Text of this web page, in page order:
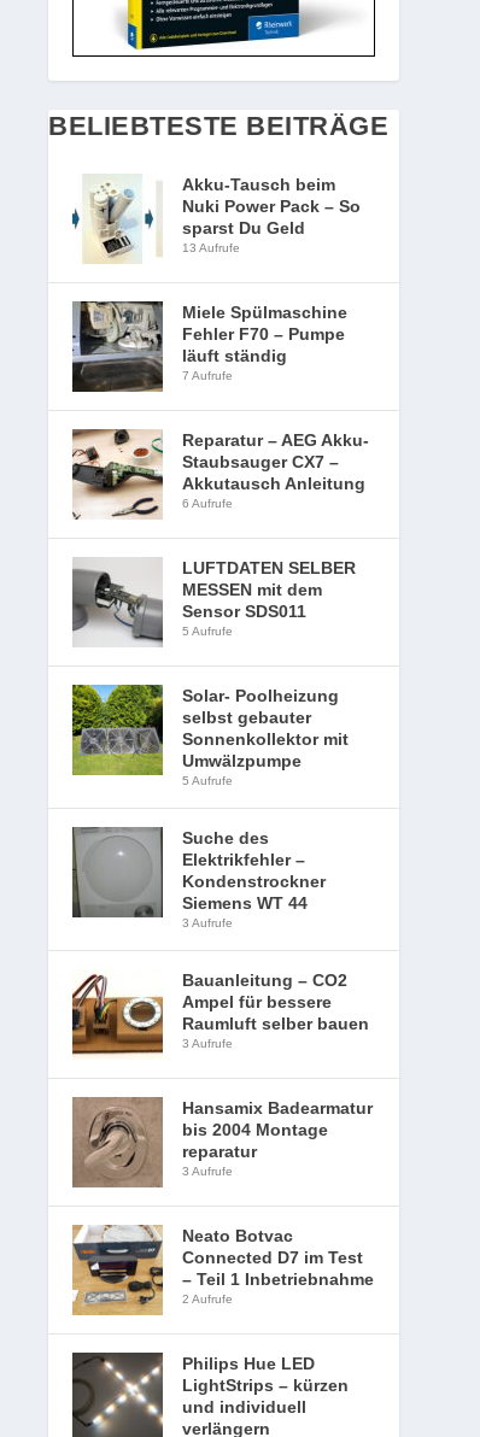
BELIEBTESTE BEITRÄGE
Akku-Tausch beim
Nuki Power Pack – So
sparst Du Geld
13 Aufrufe
Miele Spülmaschine
Fehler F70 – Pumpe
läuft ständig
7 Aufrufe
Reparatur – AEG Akku-
Staubsauger CX7 –
Akkutausch Anleitung
6 Aufrufe
LUFTDATEN SELBER
MESSEN mit dem
Sensor SDS011
5 Aufrufe
Solar- Poolheizung
selbst gebauter
Sonnenkollektor mit
Umwälzpumpe
5 Aufrufe
Suche des
Elektrikfehler –
Kondenstrockner
Siemens WT 44
3 Aufrufe
Bauanleitung – CO2
Ampel für bessere
Raumluft selber bauen
3 Aufrufe
Hansamix Badearmatur
bis 2004 Montage
reparatur
3 Aufrufe
Neato Botvac
Connected D7 im Test
– Teil 1 Inbetriebnahme
2 Aufrufe
Philips Hue LED
LightStrips – kürzen
und individuell
verlängern